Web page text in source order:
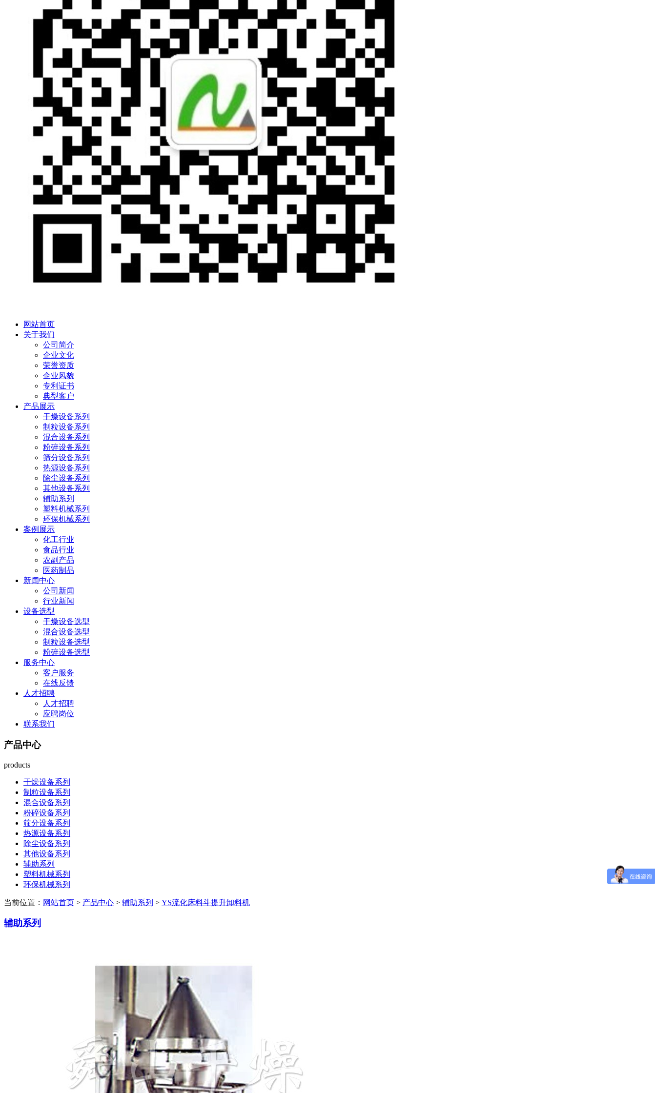
网站首页
关于我们
公司简介
企业文化
荣誉资质
企业风貌
专利证书
典型客户
产品展示
干燥设备系列
制粒设备系列
混合设备系列
粉碎设备系列
筛分设备系列
热源设备系列
除尘设备系列
其他设备系列
辅助系列
塑料机械系列
环保机械系列
案例展示
化工行业
食品行业
农副产品
医药制品
新闻中心
公司新闻
行业新闻
设备选型
干燥设备选型
混合设备选型
制粒设备选型
粉碎设备选型
服务中心
客户服务
在线反馈
人才招聘
人才招聘
应聘岗位
联系我们
产品中心
products
干燥设备系列
制粒设备系列
混合设备系列
粉碎设备系列
筛分设备系列
热源设备系列
除尘设备系列
其他设备系列
辅助系列
塑料机械系列
环保机械系列
当前位置： 网站首页 > 产品中心 > 辅助系列 > YS流化床料斗提升卸料机
辅助系列